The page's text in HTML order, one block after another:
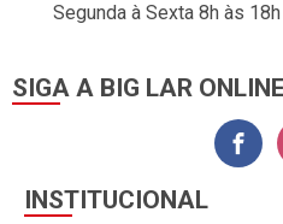
Segunda à Sexta 8h às
SIGA A BIG LAR ONLINE
INSTITUCIONAL